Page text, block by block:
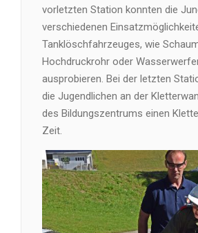
vorletzten Station konnten die
verschiedenen
Tanklöschfahrzeuges, wie
Hochdruckrohr oder
ausprobieren. Bei der letzten
die Jugendlichen an der
des Bildungszentrums einen
Zeit.